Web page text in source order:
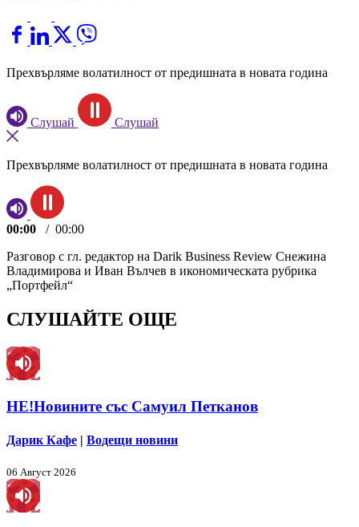
Прехвърляме волатилност от предишната в новата година
Слушай Слушай
Прехвърляме волатилност от предишната в новата година
00:00 / 00:00
Разговор с гл. редактор на Darik Business Review Снежина
Владимирова и Иван Вълчев в икономическата рубрика
„Портфейл“
СЛУШАЙТЕ ОЩЕ
НЕ!Новините със Самуил Петканов
Дарик Кафе | Водещи новини
06 Август 2026